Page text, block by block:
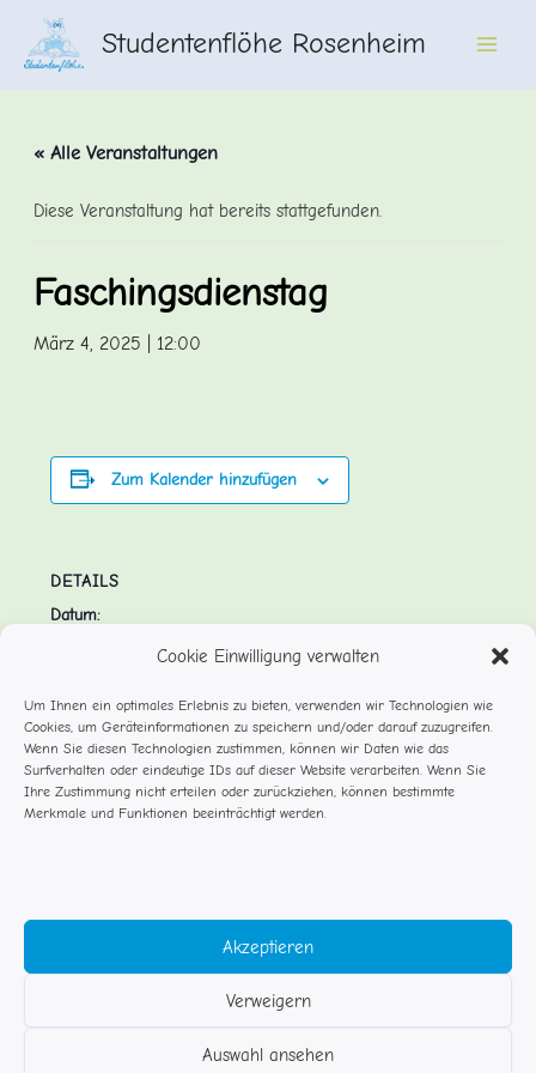
Cookie Einwilligung verwalten
Um Ihnen ein optimales Erlebnis zu bieten, verwenden wir Technologien wie
Cookies, um Geräteinformationen zu speichern und/oder darauf zuzugreifen.
Wenn Sie diesen Technologien zustimmen, können wir Daten wie das
Surfverhalten oder eindeutige IDs auf dieser Website verarbeiten. Wenn Sie
Ihre Zustimmung nicht erteilen oder zurückziehen, können bestimmte
Merkmale und Funktionen beeinträchtigt werden.
Akzeptieren
Verweigern
Auswahl ansehen
Inhalt
springen
Studentenflöhe Rosenheim
« Alle Veranstaltungen
Diese Veranstaltung hat bereits stattgefunden.
Faschingsdienstag
März 4, 2025 | 12:00
Zum Kalender hinzufügen
DETAILS
Datum:
12:00 - 18:00
Veranstaltungskategorie:
Schließzeiten
© Studentenflöhe Rosenheim
Impressum DSGVO